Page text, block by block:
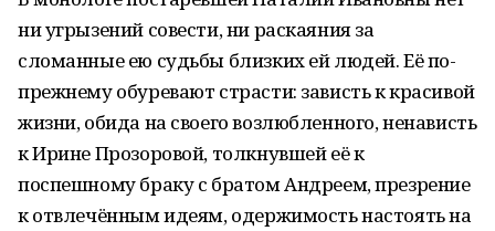
ни угрызений совести, ни раскаяния за
сломанные ею судьбы близких ей людей. Её по-
прежнему обуревают страсти: зависть к красивой
жизни, обида на своего возлюбленного, ненависть
к Ирине Прозоровой, толкнувшей её к
поспешному браку с братом Андреем, презрение
к отвлечённым идеям, одержимость настоять на